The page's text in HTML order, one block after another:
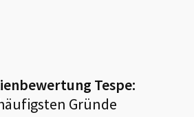
Tespe:
Gründe